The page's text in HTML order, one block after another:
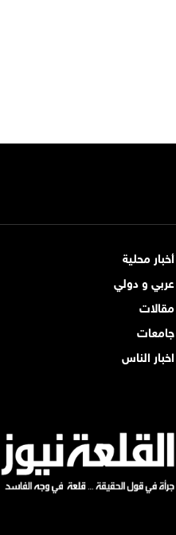
أخبار محلية
عربي و دولي
مقالات
جامعات
اخبار الناس